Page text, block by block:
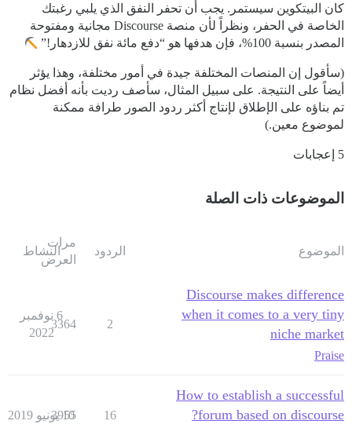
كان البيتكوين سيستمر. يجب أن تحفر النفق الذي يلبي رغبتك
الخاصة في الحفر، ونظراً لأن منصة Discourse مجانية ومفتوحة
المصدر بنسبة 100%، فإن هدفها هو “دفع مائة نفق للازدهار!”
(سأقول إن المنصات المختلفة جيدة في أمور مختلفة، وهذا يؤثر
أيضاً على النتيجة. على سبيل المثال، سأصف رديت بأنه أفضل نظام
تم بناؤه على الإطلاق لإنتاج أكثر ردود الصور طرافة ممكنة
لموضوع معين.)
5 إعجابات
الموضوعات ذات الصلة
الموضوع الردود
مرات
العرض
النشاط
Discourse makes difference
when it comes to a very tiny
niche market
Praise
2
3364
6 نوفمبر
2022
How to establish a successful
forum based on discourse?
16
3955
10 يونيو 2019